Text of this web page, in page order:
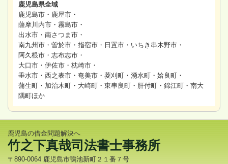
鹿児島県全域
鹿児島市・鹿屋市・
薩摩川内市・霧島市・
出水市・南さつま市・
南九州市・曽於市・指宿市・日置市・いちき串木野市・
阿久根市・志布志市・
大口市・伊佐市・枕崎市・
垂水市・西之表市・奄美市・菱刈町・湧水町・姶良町・
蒲生町・加治木町・大崎町・東串良町・肝付町・錦江町・南大
隅町ほか
鹿児島の借金問題解決へ
竹之下真哉司法書士事務所
〒890-0064 鹿児島市鴨池新町２１番７号